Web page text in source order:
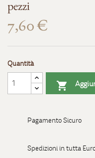
pezzi
7,60 €
Quantità

Pagamento Sicuro
Spedizioni in tutta